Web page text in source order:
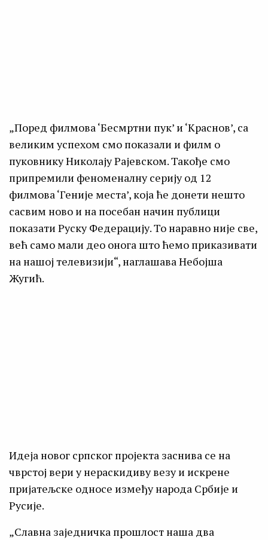
„Поред филмова ‘Бесмртни пук’ и ‘Краснов’, са
великим успехом смо показали и филм о
пуковнику Николају Рајевском. Такође смо
припремили феноменалну серију од 12
филмова ‘Геније места’, која ће донети нешто
сасвим ново и на посебан начин публици
показати Руску Федерацију. То наравно није све,
већ само мали део онога што ћемо приказивати
на нашој телевизији“, наглашава Небојша
Жугић.
Идеја новог српског пројекта заснива се на
чврстој вери у нераскидиву везу и искрене
пријатељске односе између народа Србије и
Русије.
„Славна заједничка прошлост наша два